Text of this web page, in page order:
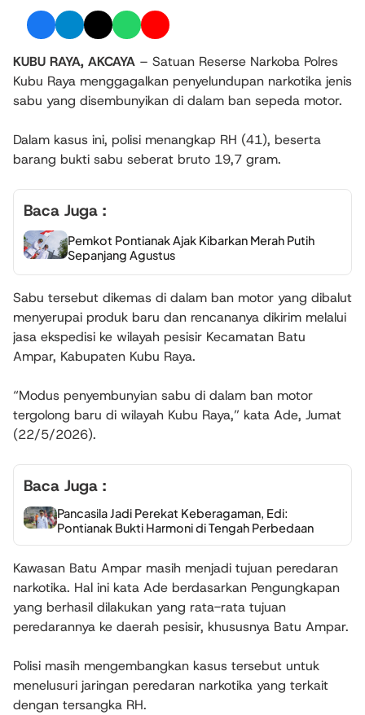
KUBU RAYA, AKCAYA – Satuan Reserse Narkoba Polres
Kubu Raya menggagalkan penyelundupan narkotika jenis
sabu yang disembunyikan di dalam ban sepeda motor.
Dalam kasus ini, polisi menangkap RH (41), beserta
barang bukti sabu seberat bruto 19,7 gram.
Baca Juga :
Pemkot Pontianak Ajak Kibarkan Merah Putih
Sepanjang Agustus
Sabu tersebut dikemas di dalam ban motor yang dibalut
menyerupai produk baru dan rencananya dikirim melalui
jasa ekspedisi ke wilayah pesisir Kecamatan Batu
Ampar, Kabupaten Kubu Raya.
“Modus penyembunyian sabu di dalam ban motor
tergolong baru di wilayah Kubu Raya,” kata Ade, Jumat
(22/5/2026).
Baca Juga :
Pancasila Jadi Perekat Keberagaman, Edi:
Pontianak Bukti Harmoni di Tengah Perbedaan
Kawasan Batu Ampar masih menjadi tujuan peredaran
narkotika. Hal ini kata Ade berdasarkan Pengungkapan
yang berhasil dilakukan yang rata-rata tujuan
peredarannya ke daerah pesisir, khususnya Batu Ampar.
Polisi masih mengembangkan kasus tersebut untuk
menelusuri jaringan peredaran narkotika yang terkait
dengan tersangka RH.